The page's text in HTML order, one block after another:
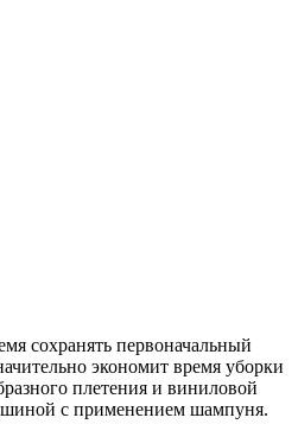
сохранять первоначальный
экономит время уборки
плетения и виниловой
с применением шампуня.